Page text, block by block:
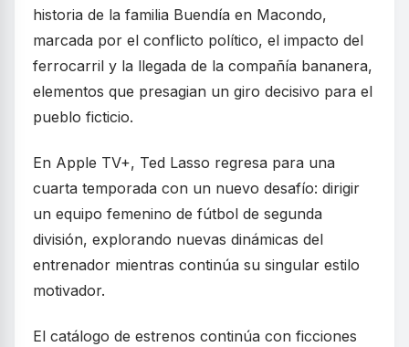
historia de la familia Buendía en Macondo,
marcada por el conflicto político, el impacto del
ferrocarril y la llegada de la compañía bananera,
elementos que presagian un giro decisivo para el
pueblo ficticio.
En Apple TV+, Ted Lasso regresa para una
cuarta temporada con un nuevo desafío: dirigir
un equipo femenino de fútbol de segunda
división, explorando nuevas dinámicas del
entrenador mientras continúa su singular estilo
motivador.
El catálogo de estrenos continúa con ficciones